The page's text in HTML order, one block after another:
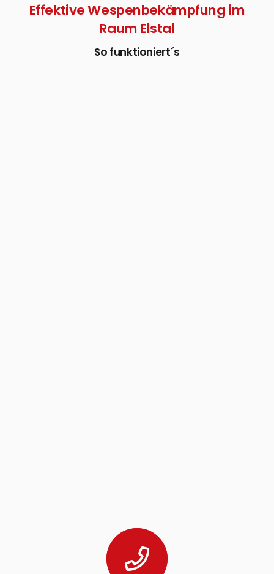
Effektive Wespenbekämpfung im
Raum Elstal
So funktioniert´s